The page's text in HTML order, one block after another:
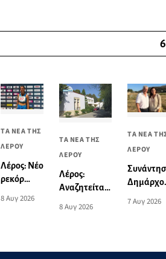
6
ΤΑ ΝΕΑ ΤΗΣ
ΛΕΡΟΥ
Λέρος: Νέο
ρεκόρ
Αιγαίου
8 Αυγ 2026
ΤΑ ΝΕΑ ΤΗΣ
ΛΕΡΟΥ
Λέρος:
Αναζητείται
για την
Νοσοκομείου
8 Αυγ 2026
ΤΑ ΝΕΑ
ΛΕΡΟΥ
7 Αυγ 2026